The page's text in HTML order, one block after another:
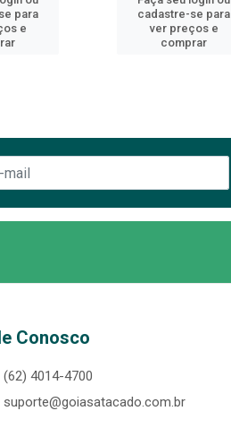
para
e
cadastre-se para
ver preços e
comprar
Conosco
(62) 4014-4700
suporte@goiasatacado.com.br